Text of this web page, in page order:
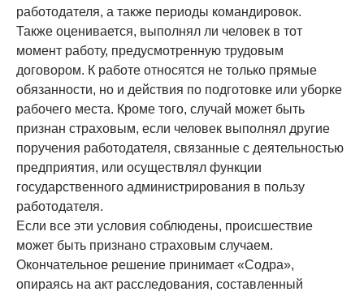
работодателя, а также периоды командировок.
Также оценивается, выполнял ли человек в тот
момент работу, предусмотренную трудовым
договором. К работе относятся не только прямые
обязанности, но и действия по подготовке или уборке
рабочего места. Кроме того, случай может быть
признан страховым, если человек выполнял другие
поручения работодателя, связанные с деятельностью
предприятия, или осуществлял функции
государственного администрирования в пользу
работодателя.
Если все эти условия соблюдены, происшествие
может быть признано страховым случаем.
Окончательное решение принимает «Содра»,
опираясь на акт расследования, составленный